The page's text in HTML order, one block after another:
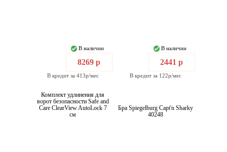
В наличии
8269 р
В кредит за 413р/мес
В наличии
2441 р
В кредит за 122р/мес
Комплект удлинения для
ворот безопасности Safe and
Care ClearView AutoLock 7
см
Бра Spiegelburg Capt'n Sharky
40248